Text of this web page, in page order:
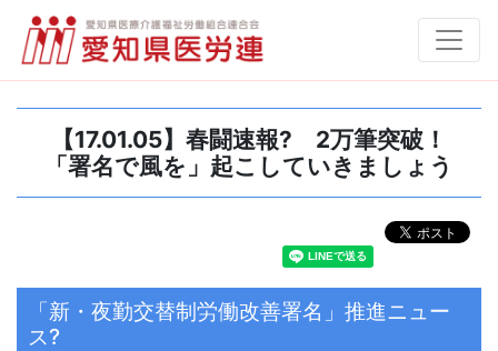
【17.01.05】春闘速報? 2万筆突破！
「署名で風を」起こしていきましょう
「新・夜勤交替制労働改善署名」推進ニュー
ス?